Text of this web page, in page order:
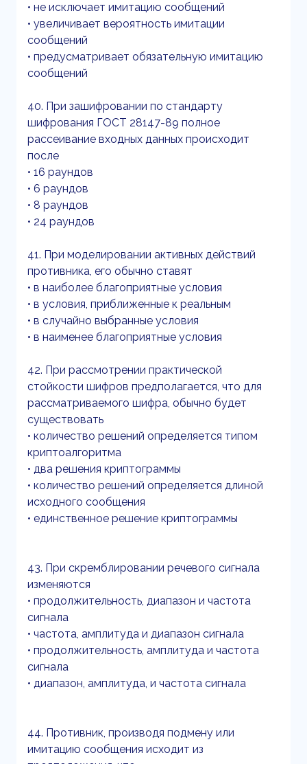
• не исключает имитацию сообщений
• увеличивает вероятность имитации
сообщений
• предусматривает обязательную имитацию
сообщений
40. При зашифровании по стандарту
шифрования ГОСТ 28147-89 полное
рассеивание входных данных происходит
после
• 16 раундов
• 6 раундов
• 8 раундов
• 24 раундов
41. При моделировании активных действий
противника, его обычно ставят
• в наиболее благоприятные условия
• в условия, приближенные к реальным
• в случайно выбранные условия
• в наименее благоприятные условия
42. При рассмотрении практической
стойкости шифров предполагается, что для
рассматриваемого шифра, обычно будет
существовать
• количество решений определяется типом
криптоалгоритма
• два решения криптограммы
• количество решений определяется длиной
исходного сообщения
• единственное решение криптограммы
43. При скремблировании речевого сигнала
изменяются
• продолжительность, диапазон и частота
сигнала
• частота, амплитуда и диапазон сигнала
• продолжительность, амплитуда и частота
сигнала
• диапазон, амплитуда, и частота сигнала
44. Противник, производя подмену или
имитацию сообщения исходит из